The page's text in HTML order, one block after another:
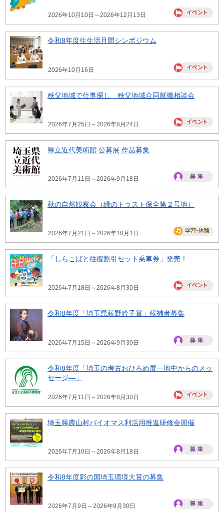
2026年10月10日～2026年12月13日
令和8年度住生活月間シンポジウム
2026年10月16日
秩父地域で仕事探し 秩父地域合同就職相談会
2026年7月25日～2026年8月24日
県立近代美術館 公募展 作品募集
2026年7月11日～2026年9月18日
秋の自然観察会（緑のトラスト保全第２号地）
2026年7月21日～2026年10月1日
「しらこばと往復割引セット乗車券」発売！
2026年7月18日～2026年8月30日
令和8年度「埼玉県荻野吟子賞」候補者募集
2026年7月15日～2026年9月30日
令和8年度「埼玉の考古おひろめ展―地中からのメッ
セージ―」
2026年7月11日～2026年8月30日
埼玉県農山村バイオマス利活用推進研修会開催
2026年7月10日～2026年8月18日
令和8年度彩の国埼玉環境大賞の募集
2026年7月9日～2026年9月30日